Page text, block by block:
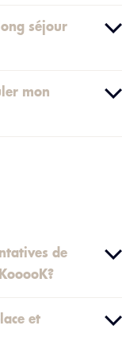
séjour
mon
de
et